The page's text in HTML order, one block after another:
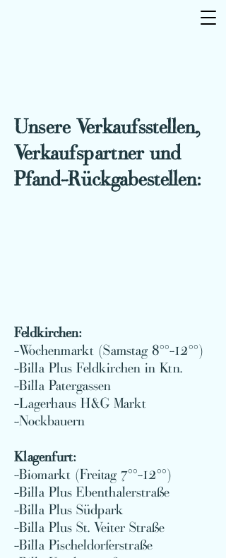
Unsere Verkaufsstellen,
Verkaufspartner und
Pfand-Rückgabestellen:
Feldkirchen:
-Wochenmarkt (Samstag 8°°-12°°)
-Billa Plus Feldkirchen in Ktn.
-Billa Patergassen
-Lagerhaus H&G Markt
-Nockbauern
Klagenfurt:
-Biomarkt (Freitag 7°°-12°°)
-Billa Plus Ebenthalerstraße
-Billa Plus Südpark
-Billa Plus St. Veiter Straße
-Billa Pischeldorferstraße